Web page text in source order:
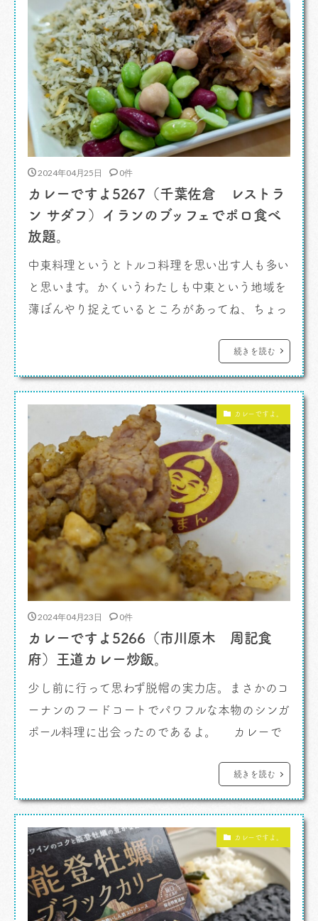
2024年04月25日 0件
カレーですよ5267（千葉佐倉 レストラ
ン サダフ）イランのブッフェでポロ食べ
放題。
中東料理というとトルコ料理を思い出す人も多い
と思います。かくいうわたしも中東という地域を
薄ぼんやり捉えているところがあってね、ちょっ
ですよ。 中東と括るとトルコも入ればサウジ
アラビアもアフガニスタンも入ってきます。ちょ
は「ヨーロッパから見て近辺にある […]
続きを読む
カレーですよ。
2024年04月23日 0件
カレーですよ5266（市川原木 周記食
府）王道カレー炒飯。
少し前に行って思わず脱帽の実力店。まさかのコ
ーナンのフードコートでパワフルな本物のシンガ
ポール料理に出会ったのであるよ。 カレーで
きの今日なんであります。 フードコートの入り口
に表記があった「海南鶏飯」のお店と思しき場
フードコートじゃむずかしいメニュー、ジャ […]
続きを読む
カレーですよ。